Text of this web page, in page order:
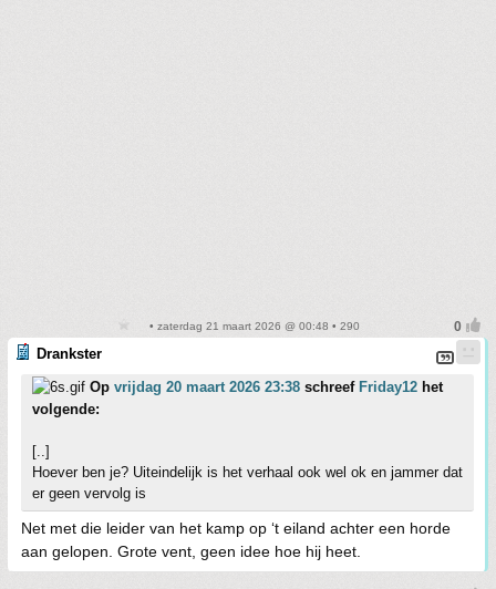
• zaterdag 21 maart 2026 @ 00:48 • 290
Drankster
Op vrijdag 20 maart 2026 23:38 schreef Friday12 het
volgende:
[..]
Hoever ben je? Uiteindelijk is het verhaal ook wel ok en jammer dat
er geen vervolg is
Net met die leider van het kamp op ‘t eiland achter een horde
aan gelopen. Grote vent, geen idee hoe hij heet.